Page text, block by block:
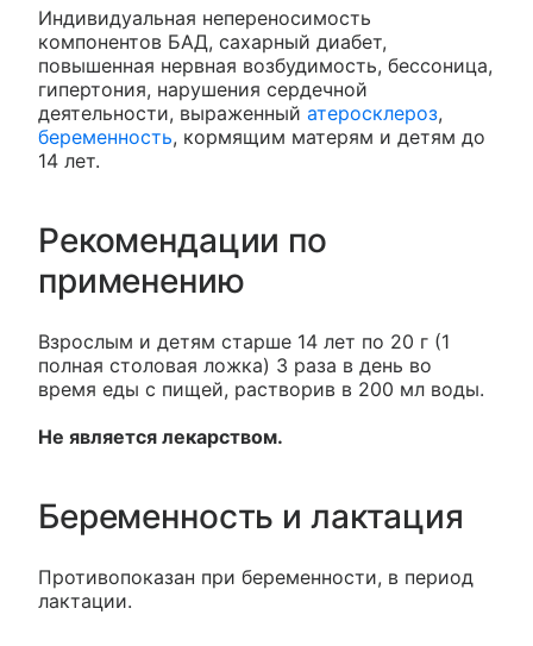
Индивидуальная непереносимость
компонентов БАД, сахарный диабет,
повышенная нервная возбудимость, бессоница,
гипертония, нарушения сердечной
деятельности, выраженный атеросклероз,
беременность, кормящим матерям и детям до
14 лет.
Рекомендации по
применению
Взрослым и детям старше 14 лет по 20 г (1
полная столовая ложка) 3 раза в день во
время еды с пищей, растворив в 200 мл воды.
Не является лекарством.
Беременность и лактация
Противопоказан при беременности, в период
лактации.